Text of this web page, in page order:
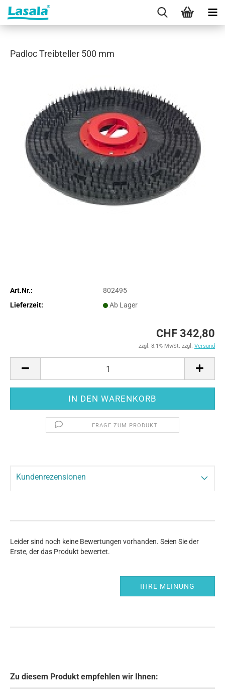
Padloc Treibteller 500 mm
Art.Nr.:
802495
Lieferzeit:
Ab Lager
CHF 342,80
zzgl. 8.1% MwSt. zzgl. Versand
FRAGE ZUM PRODUKT
Kundenrezensionen
Leider sind noch keine Bewertungen vorhanden. Seien Sie der
Erste, der das Produkt bewertet.
IHRE MEINUNG
Zu diesem Produkt empfehlen wir Ihnen: